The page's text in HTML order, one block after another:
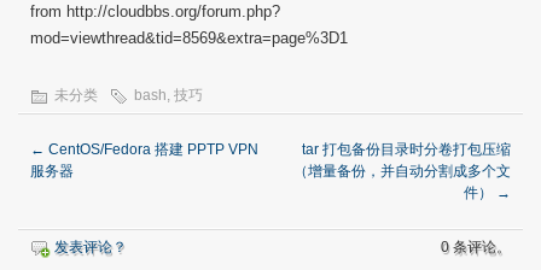
from http://cloudbbs.org/forum.php?
mod=viewthread&tid=8569&extra=page%3D1
未分类 bash, 技巧
← CentOS/Fedora 搭建 PPTP VPN
服务器
tar 打包备份目录时分卷打包压缩
（增量备份，并自动分割成多个文
件）
→
发表评论？ 0 条评论。